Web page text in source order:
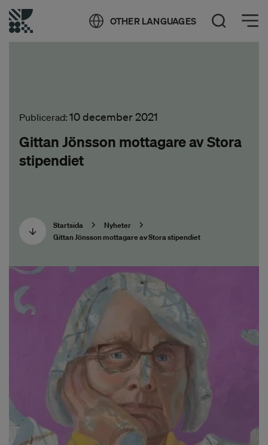
OTHER LANGUAGES Öppna sök
Öppna meny
Publicerad: 10 december 2021
Gittan Jönsson mottagare av Stora
stipendiet
Startsida
Nyheter
Gittan Jönsson mottagare av Stora stipendiet